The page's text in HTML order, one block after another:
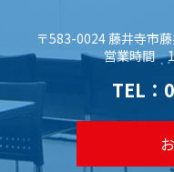
〒583-0024 藤井寺市
営業時間
TEL：